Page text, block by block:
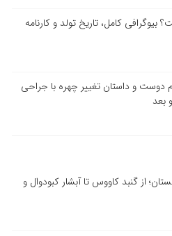
کامل، تاریخ تولد و کارنامه
دوست و داستان تغییر چهره با جراحی
بعد
از گنبد کاووس تا آبشار کبودوال و